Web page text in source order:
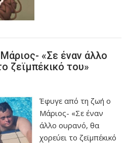
«Σε έναν άλλο
ζεϊμπέκικό του»
Έφυγε από τη ζωή ο
Μάριος- «Σε έναν
άλλο ουρανό, θα
χορεύει το ζεϊμπέκικό